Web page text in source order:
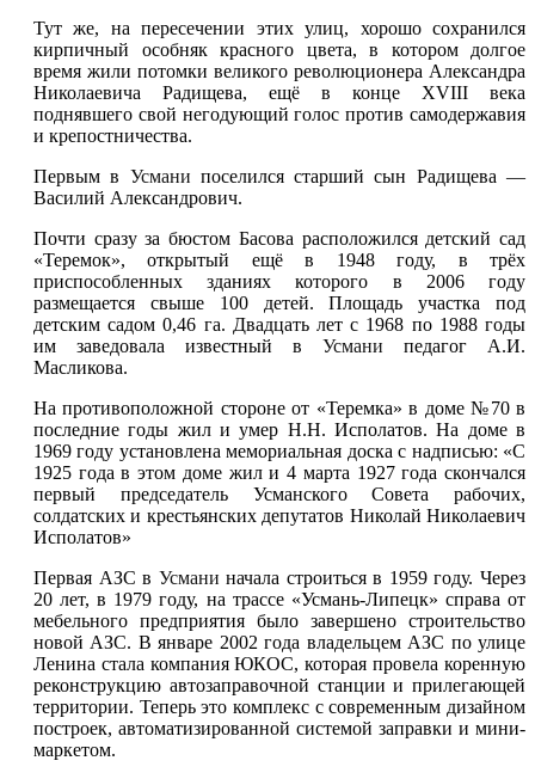
Тут же, на пересечении этих улиц, хорошо сохранился
кирпичный особняк красного цвета, в котором долгое
время жили потомки великого революционера Александра
Николаевича Радищева, ещё в конце XVIII века
поднявшего свой негодующий голос против самодержавия
и крепостничества.
Первым в Усмани поселился старший сын Радищева —
Василий Александрович.
Почти сразу за бюстом Басова расположился детский сад
«Теремок», открытый ещё в 1948 году, в трёх
приспособленных зданиях которого в 2006 году
размещается свыше 100 детей. Площадь участка под
детским садом 0,46 га. Двадцать лет с 1968 по 1988 годы
им заведовала известный в Усмани педагог А.И.
Масликова.
На противоположной стороне от «Теремка» в доме №70 в
последние годы жил и умер Н.Н. Исполатов. На доме в
1969 году установлена мемориальная доска с надписью: «С
1925 года в этом доме жил и 4 марта 1927 года скончался
первый председатель Усманского Совета рабочих,
солдатских и крестьянских депутатов Николай Николаевич
Исполатов»
Первая АЗС в Усмани начала строиться в 1959 году. Через
20 лет, в 1979 году, на трассе «Усмань-Липецк» справа от
мебельного предприятия было завершено строительство
новой АЗС. В январе 2002 года владельцем АЗС по улице
Ленина стала компания ЮКОС, которая провела коренную
реконструкцию автозаправочной станции и прилегающей
территории. Теперь это комплекс с современным дизайном
построек, автоматизированной системой заправки и мини-
маркетом.